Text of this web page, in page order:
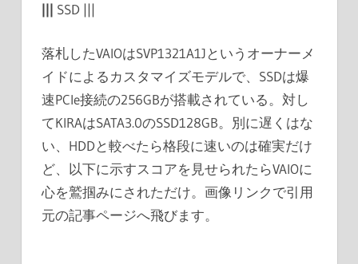
||| SSD |||
落札したVAIOはSVP1321A1Jというオーナーメ
イドによるカスタマイズモデルで、SSDは爆
速PCIe接続の256GBが搭載されている。対し
てKIRAはSATA3.0のSSD128GB。別に遅くはな
い、HDDと較べたら格段に速いのは確実だけ
ど、以下に示すスコアを見せられたらVAIOに
心を鷲掴みにされただけ。画像リンクで引用
元の記事ページへ飛びます。